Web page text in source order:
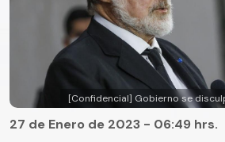
[Confidencial] Gobierno se
27 de Enero de 2023 - 06:49 hrs.